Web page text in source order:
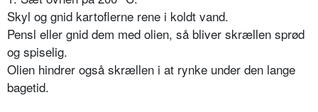
Skyl og gnid kartoflerne rene i koldt vand.
Pensl eller gnid dem med olien, så bliver skrællen sprød
og spiselig.
Olien hindrer også skrællen i at rynke under den lange
bagetid.